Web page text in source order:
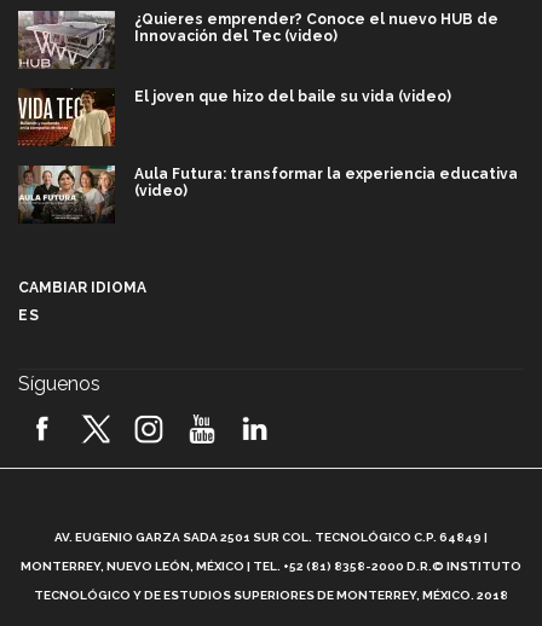
¿Quieres emprender? Conoce el nuevo HUB de
Innovación del Tec (video)
El joven que hizo del baile su vida (video)
Aula Futura: transformar la experiencia educativa
(video)
2026! (video)
¿Cómo es el Modelo Educativo Tec? (video)
CAMBIAR IDIOMA
ES
Síguenos
AV. EUGENIO GARZA SADA 2501 SUR COL. TECNOLÓGICO C.P. 64849 |
MONTERREY, NUEVO LEÓN, MÉXICO | TEL. +52 (81) 8358-2000 D.R.© INSTITUTO
TECNOLÓGICO Y DE ESTUDIOS SUPERIORES DE MONTERREY, MÉXICO. 2018